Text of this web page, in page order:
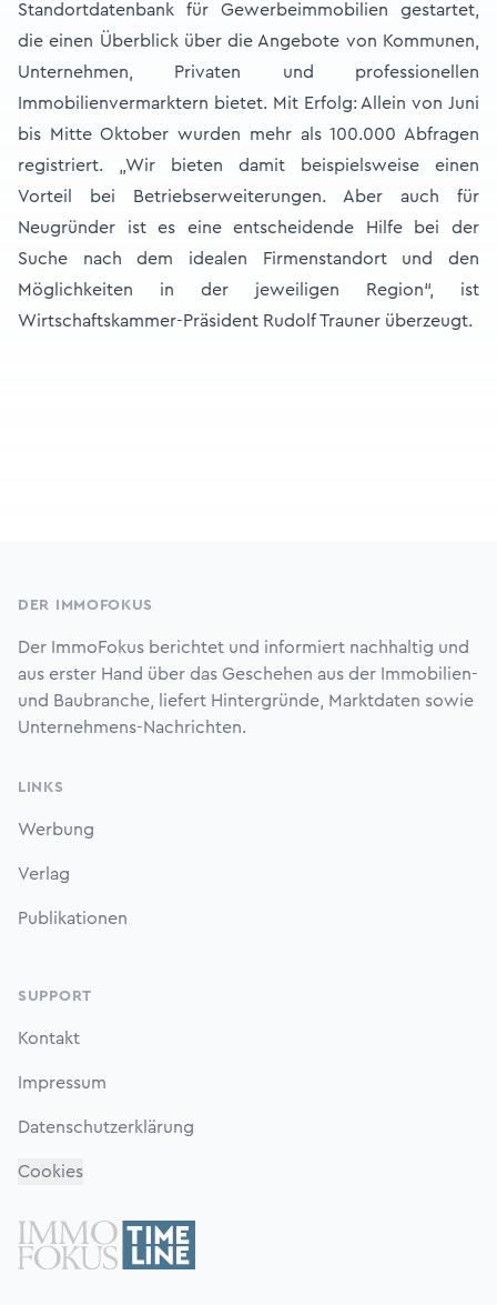
Standortdatenbank für Gewerbeimmobilien gestartet,
die einen Überblick über die Angebote von Kommunen,
Unternehmen, Privaten und professionellen
Immobilienvermarktern bietet. Mit Erfolg: Allein von Juni
bis Mitte Oktober wurden mehr als 100.000 Abfragen
registriert. „Wir bieten damit beispielsweise einen
Vorteil bei Betriebserweiterungen. Aber auch für
Neugründer ist es eine entscheidende Hilfe bei der
Suche nach dem idealen Firmenstandort und den
Möglichkeiten in der jeweiligen Region“, ist
Wirtschaftskammer-Präsident Rudolf Trauner überzeugt.
DER IMMOFOKUS
Der ImmoFokus berichtet und informiert nachhaltig und
aus erster Hand über das Geschehen aus der Immobilien-
und Baubranche, liefert Hintergründe, Marktdaten sowie
Unternehmens-Nachrichten.
LINKS
Werbung
Verlag
Publikationen
SUPPORT
Kontakt
Impressum
Datenschutzerklärung
Cookies